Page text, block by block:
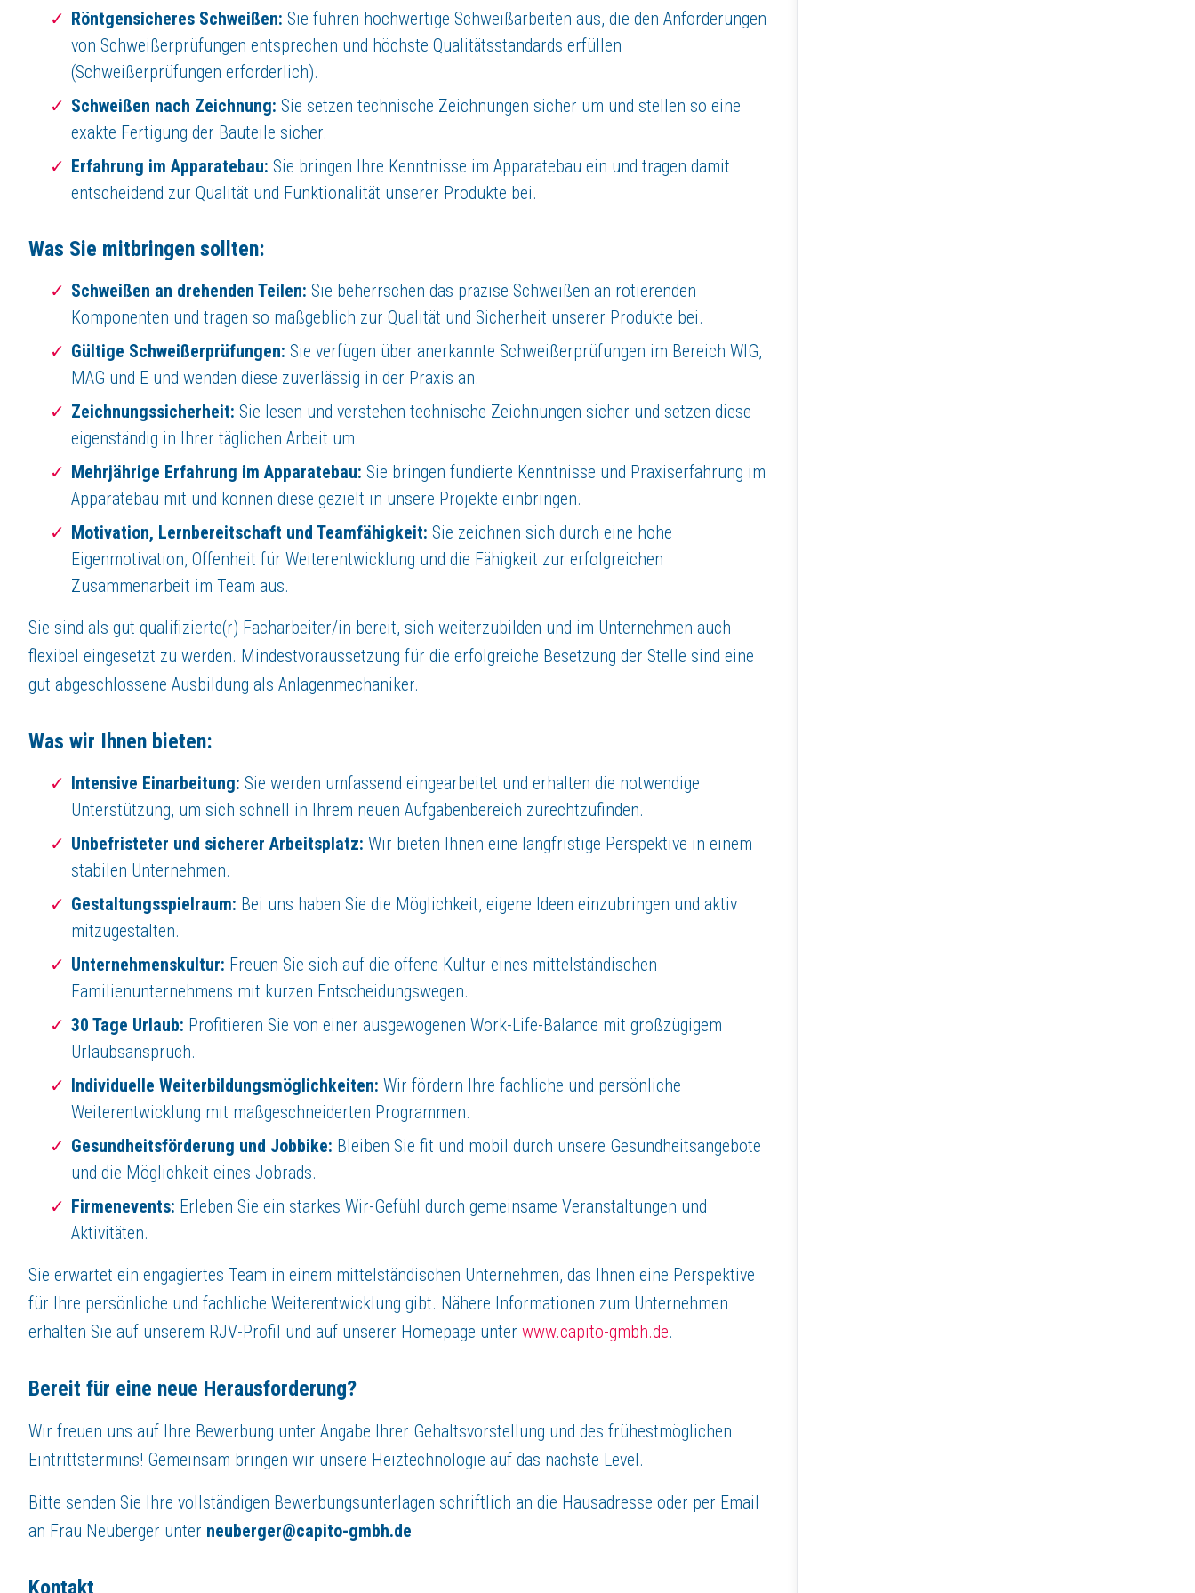
Jetzt bewerben
Röntgensicheres Schweißen: Sie führen hochwertige Schweißarbeiten aus, die den Anforderungen
von Schweißerprüfungen entsprechen und höchste Qualitätsstandards erfüllen
(Schweißerprüfungen erforderlich).
Schweißen nach Zeichnung: Sie setzen technische Zeichnungen sicher um und stellen so eine
exakte Fertigung der Bauteile sicher.
Erfahrung im Apparatebau: Sie bringen Ihre Kenntnisse im Apparatebau ein und tragen damit
entscheidend zur Qualität und Funktionalität unserer Produkte bei.
Was Sie mitbringen sollten:
Schweißen an drehenden Teilen: Sie beherrschen das präzise Schweißen an rotierenden
Komponenten und tragen so maßgeblich zur Qualität und Sicherheit unserer Produkte bei.
Gültige Schweißerprüfungen: Sie verfügen über anerkannte Schweißerprüfungen im Bereich WIG,
MAG und E und wenden diese zuverlässig in der Praxis an.
Zeichnungssicherheit: Sie lesen und verstehen technische Zeichnungen sicher und setzen diese
eigenständig in Ihrer täglichen Arbeit um.
Mehrjährige Erfahrung im Apparatebau: Sie bringen fundierte Kenntnisse und Praxiserfahrung im
Apparatebau mit und können diese gezielt in unsere Projekte einbringen.
Motivation, Lernbereitschaft und Teamfähigkeit: Sie zeichnen sich durch eine hohe
Eigenmotivation, Offenheit für Weiterentwicklung und die Fähigkeit zur erfolgreichen
Zusammenarbeit im Team aus.
Sie sind als gut qualifizierte(r) Facharbeiter/in bereit, sich weiterzubilden und im Unternehmen auch
flexibel eingesetzt zu werden. Mindestvoraussetzung für die erfolgreiche Besetzung der Stelle sind eine
gut abgeschlossene Ausbildung als Anlagenmechaniker.
Was wir Ihnen bieten:
Intensive Einarbeitung: Sie werden umfassend eingearbeitet und erhalten die notwendige
Unterstützung, um sich schnell in Ihrem neuen Aufgabenbereich zurechtzufinden.
Unbefristeter und sicherer Arbeitsplatz: Wir bieten Ihnen eine langfristige Perspektive in einem
stabilen Unternehmen.
Gestaltungsspielraum: Bei uns haben Sie die Möglichkeit, eigene Ideen einzubringen und aktiv
mitzugestalten.
Unternehmenskultur: Freuen Sie sich auf die offene Kultur eines mittelständischen
Familienunternehmens mit kurzen Entscheidungswegen.
30 Tage Urlaub: Profitieren Sie von einer ausgewogenen Work-Life-Balance mit großzügigem
Urlaubsanspruch.
Individuelle Weiterbildungsmöglichkeiten: Wir fördern Ihre fachliche und persönliche
Weiterentwicklung mit maßgeschneiderten Programmen.
Gesundheitsförderung und Jobbike: Bleiben Sie fit und mobil durch unsere Gesundheitsangebote
und die Möglichkeit eines Jobrads.
Firmenevents: Erleben Sie ein starkes Wir-Gefühl durch gemeinsame Veranstaltungen und
Aktivitäten.
Sie erwartet ein engagiertes Team in einem mittelständischen Unternehmen, das Ihnen eine Perspektive
für Ihre persönliche und fachliche Weiterentwicklung gibt. Nähere Informationen zum Unternehmen
erhalten Sie auf unserem RJV-Profil und auf unserer Homepage unter www.capito-gmbh.de.
Bereit für eine neue Herausforderung?
Wir freuen uns auf Ihre Bewerbung unter Angabe Ihrer Gehaltsvorstellung und des frühestmöglichen
Eintrittstermins! Gemeinsam bringen wir unsere Heiztechnologie auf das nächste Level.
Bitte senden Sie Ihre vollständigen Bewerbungsunterlagen schriftlich an die Hausadresse oder per Email
an Frau Neuberger unter neuberger@capito-gmbh.de
Kontakt